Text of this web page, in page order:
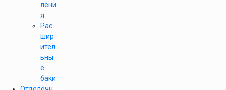
лени
я
Рас
шир
ител
ьны
е
баки